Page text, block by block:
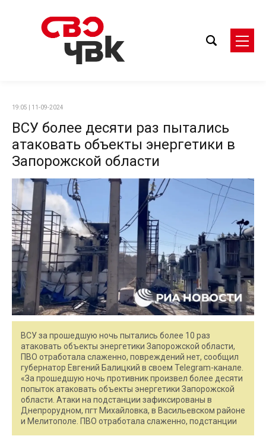
19:05 | 11-09-2024
ВСУ более десяти раз пытались
атаковать объекты энергетики в
Запорожской области
ВСУ за прошедшую ночь пытались более 10 раз
атаковать объекты энергетики Запорожской области,
ПВО отработала слаженно, повреждений нет, сообщил
губернатор Евгений Балицкий в своем Telegram-канале.
«За прошедшую ночь противник произвел более десяти
попыток атаковать объекты энергетики Запорожской
области. Атаки на подстанции зафиксированы в
Днепрорудном, пгт Михайловка, в Васильевском районе
и Мелитополе. ПВО отработала слаженно, подстанции